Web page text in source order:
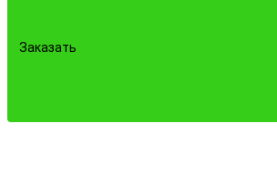
Заказать